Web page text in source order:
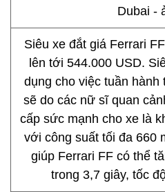
Siêu xe đắt giá Ferrari
lên tới 544.000 USD.
dụng cho việc tuần
sẽ do các nữ sĩ quan
cấp sức mạnh cho xe là
với công suất tối đa 660
giúp Ferrari FF có thể
trong 3,7 giây, tốc